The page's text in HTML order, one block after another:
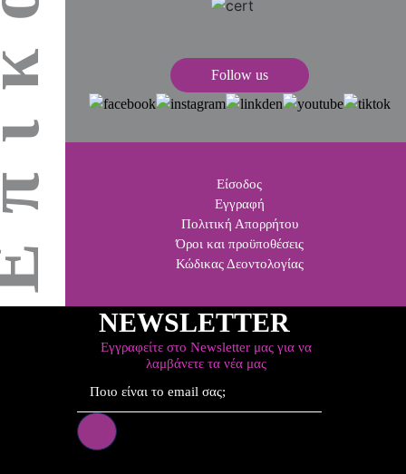
Follow us
Είσοδος
Εγγραφή
Πολιτική Απορρήτου
Όροι και προϋποθέσεις
Κώδικας Δεοντολογίας
NEWSLETTER
Εγγραφείτε στο Newsletter μας για να
λαμβάνετε τα νέα μας